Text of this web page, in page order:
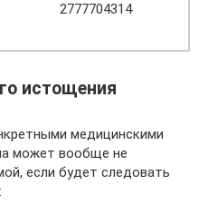
2777704314
истощения
медицинскими
может вообще не
если будет следовать